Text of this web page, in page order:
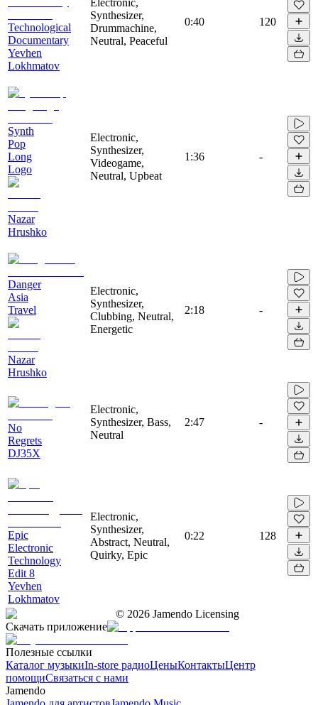
Technological
Documentary
Yevhen
Lokhmatov
Synthesizer,
Drummachine,
Neutral, Peaceful
0:40 120
Synth
Pop
Long
Logo
Nazar
Hrushko
Electronic,
Synthesizer,
Videogame,
Neutral, Upbeat
1:36 -
Danger
Asia
Travel
Nazar
Hrushko
Electronic,
Synthesizer,
Clubbing, Neutral,
Energetic
2:18 -
No
Regrets
DJ35X
Electronic,
Synthesizer, Bass,
Neutral
2:47 -
Epic
Electronic
Technology
Edit 8
Yevhen
Lokhmatov
Electronic,
Synthesizer,
Abstract, Neutral,
Quirky, Epic
0:22 128
© 2026 Jamendo Licensing
Скачать приложение
Полезные ссылки
Каталог музыкиIn-store радиоЦеныКонтактыЦентр
помощиСвязаться с нами
Jamendo